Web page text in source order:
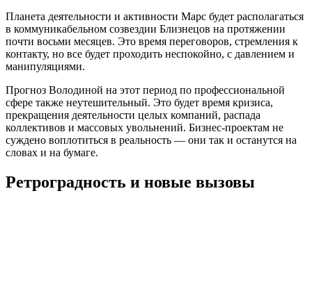
Планета деятельности и активности Марс будет располагаться
в коммуникабельном созвездии Близнецов на протяжении
почти восьми месяцев. Это время переговоров, стремления к
контакту, но все будет проходить неспокойно, с давлением и
манипуляциями.
Прогноз Володиной на этот период по профессиональной
сфере также неутешительный. Это будет время кризиса,
прекращения деятельности целых компаний, распада
коллективов и массовых увольнений. Бизнес-проектам не
суждено воплотиться в реальность — они так и останутся на
словах и на бумаге.
Ретроградность и новые вызовы